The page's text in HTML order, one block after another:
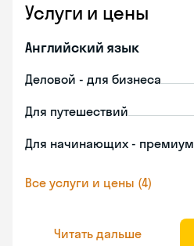
Услуги и цены
Английский язык
Деловой - для бизнеса
Для путешествий
Для начинающих - премиум
Все услуги и цены (4)
Читать дальше